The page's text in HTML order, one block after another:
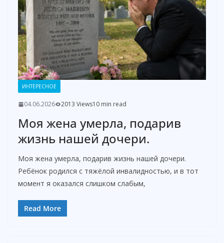
ИНТЕРЕСНОЕ
04.06.2026 2013 Views10 min read
Моя жена умерла, подарив
жизнь нашей дочери.
Моя жена умерла, подарив жизнь нашей дочери.
Ребёнок родился с тяжёлой инвалидностью, и в тот
момент я оказался слишком слабым,
Read More